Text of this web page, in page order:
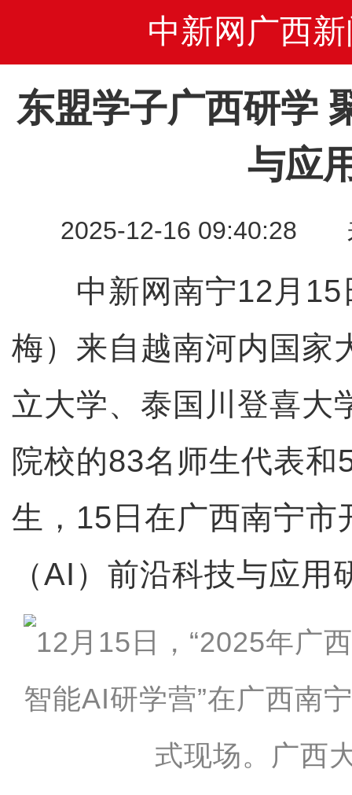
中新网广西新
东盟学子广西研学
与应
2025-12-16 09:40:28
中新网南宁12月15
梅）来自越南河内国家
立大学、泰国川登喜大
院校的83名师生代表和
生，15日在广西南宁市
（AI）前沿科技与应用